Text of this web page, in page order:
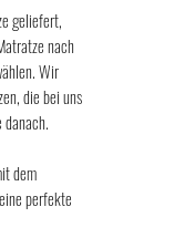
geliefert,
nach
Wir
die bei uns
dem
perfekte